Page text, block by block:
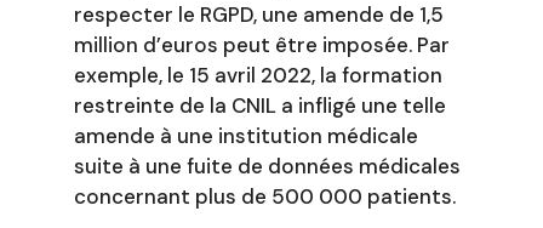
respecter le RGPD, une amende de 1,5
million d’euros peut être imposée. Par
exemple, le 15 avril 2022, la formation
restreinte de la CNIL a infligé une telle
amende à une institution médicale
suite à une fuite de données médicales
concernant plus de 500 000 patients.